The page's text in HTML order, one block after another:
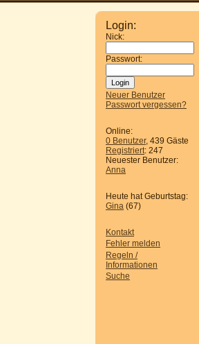
Login:
Nick:
Passwort:
Neuer Benutzer
Passwort vergessen?
Online:
0 Benutzer, 439 Gäste
Registriert: 247
Neuester Benutzer:
Anna
Heute hat Geburtstag:
Gina (67)
Kontakt
Fehler melden
Regeln /
Informationen
Suche